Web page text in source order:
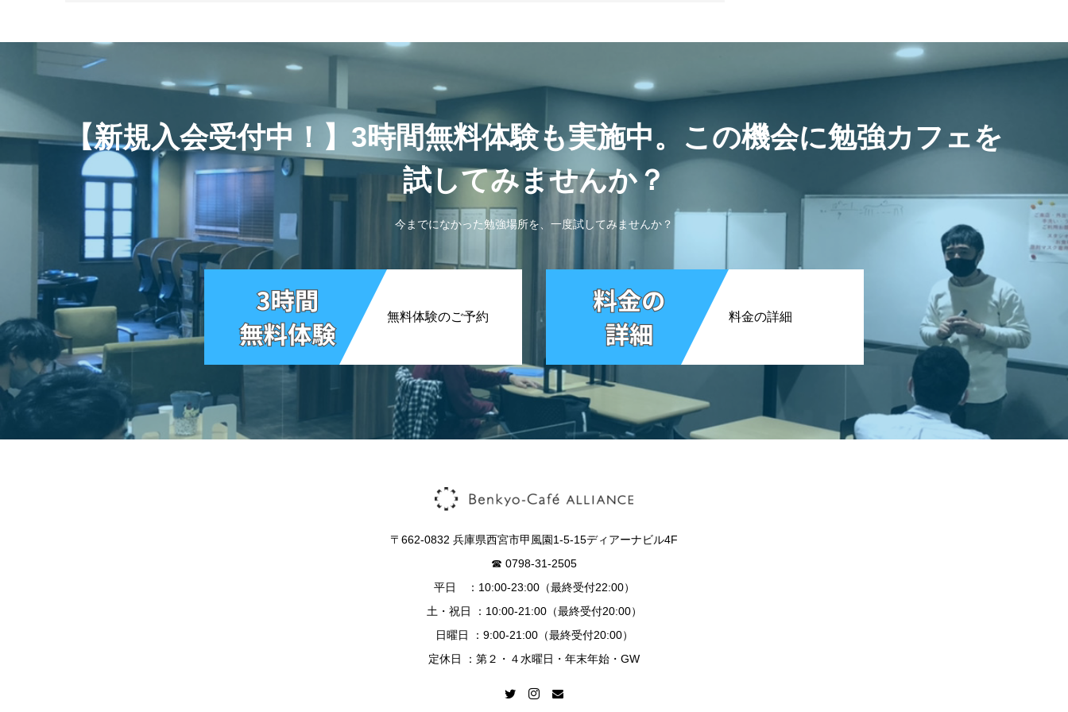
【新規入会受付中！】3時間無料体験も実施中。この機会に勉強カフェを
試してみませんか？
今までになかった勉強場所を、一度試してみませんか？
無料体験のご予約 料金の詳細
〒662-0832 兵庫県西宮市甲風園1-5-15ディアーナビル4F
☎︎ 0798-31-2505
平日 ：10:00-23:00（最終受付22:00）
土・祝日 ：10:00-21:00（最終受付20:00）
日曜日 ：9:00-21:00（最終受付20:00）
定休日 ：第２・４水曜日・年末年始・GW